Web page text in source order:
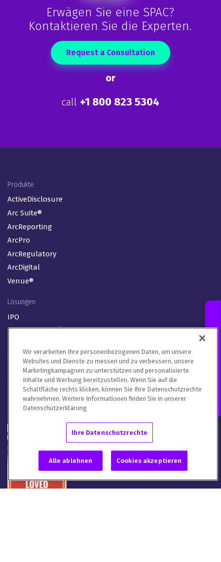
Erwägen Sie eine SPAC?
Kontaktieren Sie die Experten.
Request a Consultation
or
call +1 800 823 5304
Footer Menu (DE)
Produkte
ActiveDisclosure
Arc Suite®
ArcReporting
ArcPro
ArcRegulatory
ArcDigital
Venue®
Lösungen
IPO
Fusionen und Übernahmen
SPAC / De-SPAC
Trust Center
Kontakt
Wir verarbeiten Ihre personenbezogenen Daten, um unsere
Websites und Dienste zu messen und zu verbessern, unsere
Marketingkampagnen zu unterstützen und personalisierte
Inhalte und Werbung bereitzustellen. Wenn Sie auf die
Schaltfläche rechts klicken, können Sie Ihre Datenschutzrechte
wahrnehmen. Weitere Informationen finden Sie in unserer
Datenschutzerklärung
Ihre Datenschutzrechte
Alle ablehnen Cookies akzeptieren